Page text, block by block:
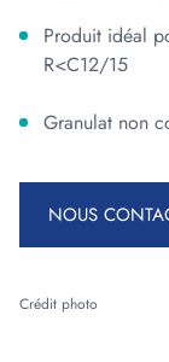
Crédit photo
Produit idéal
R<C12/15
Granulat non
NOUS